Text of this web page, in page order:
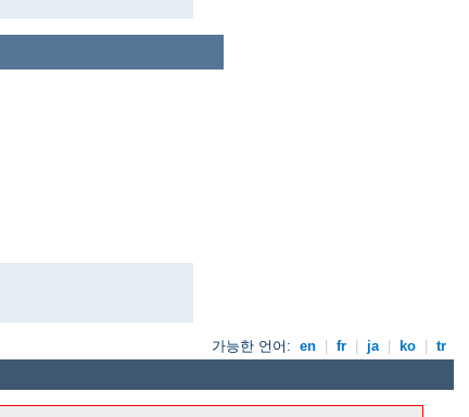
가능한 언어: en | fr | ja | ko | tr